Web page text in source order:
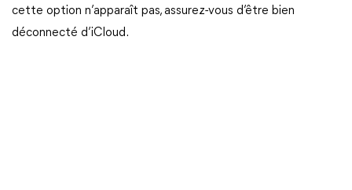
cette option n’apparaît pas, assurez-vous d’être bien
déconnecté d’iCloud.